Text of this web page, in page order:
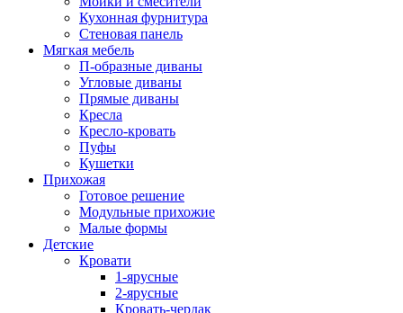
Кухонная фурнитура
Стеновая панель
Мягкая мебель
П-образные диваны
Угловые диваны
Прямые диваны
Кресла
Кресло-кровать
Пуфы
Кушетки
Прихожая
Готовое решение
Модульные прихожие
Малые формы
Детские
Кровати
1-ярусные
2-ярусные
Кровать-чердак